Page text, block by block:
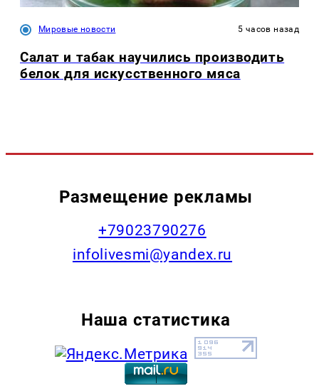
Мировые новости 5 часов назад
Салат и табак научились производить
белок для искусственного мяса
Размещение рекламы
+79023790276
infolivesmi@yandex.ru
Наша статистика